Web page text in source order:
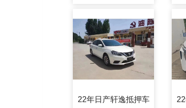
22年日产轩逸抵押车